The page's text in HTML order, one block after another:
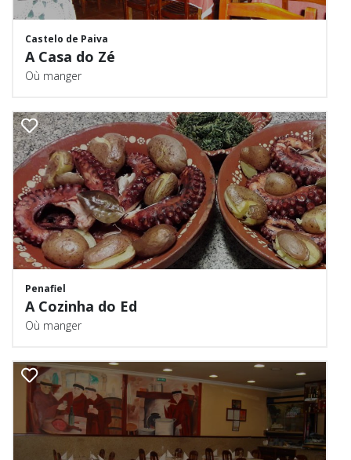
Castelo de Paiva
A Casa do Zé
Où manger
Penafiel
A Cozinha do Ed
Où manger